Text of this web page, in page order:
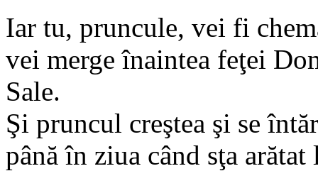
Iar tu, pruncule, vei fi
vei merge înaintea feţei
Sale.
Şi pruncul creştea şi se
până în ziua când sţa